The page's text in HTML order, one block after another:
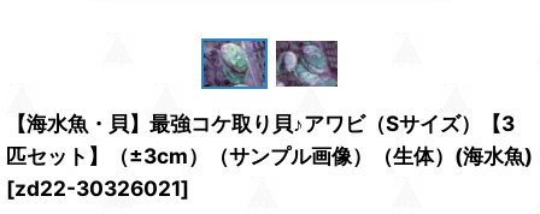
【海水魚・貝】最強コケ取り貝♪アワビ（Sサイズ）【3
匹セット】（±3cm）（サンプル画像）（生体）(海水魚)
[zd22-30326021]